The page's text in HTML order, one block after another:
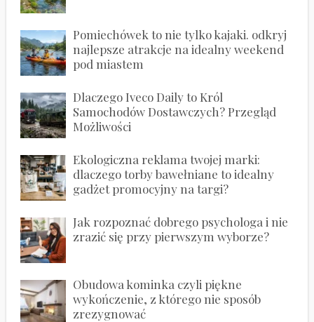
Pomiechówek to nie tylko kajaki. odkryj
najlepsze atrakcje na idealny weekend
pod miastem
Dlaczego Iveco Daily to Król
Samochodów Dostawczych? Przegląd
Możliwości
Ekologiczna reklama twojej marki:
dlaczego torby bawełniane to idealny
gadżet promocyjny na targi?
Jak rozpoznać dobrego psychologa i nie
zrazić się przy pierwszym wyborze?
Obudowa kominka czyli piękne
wykończenie, z którego nie sposób
zrezygnować